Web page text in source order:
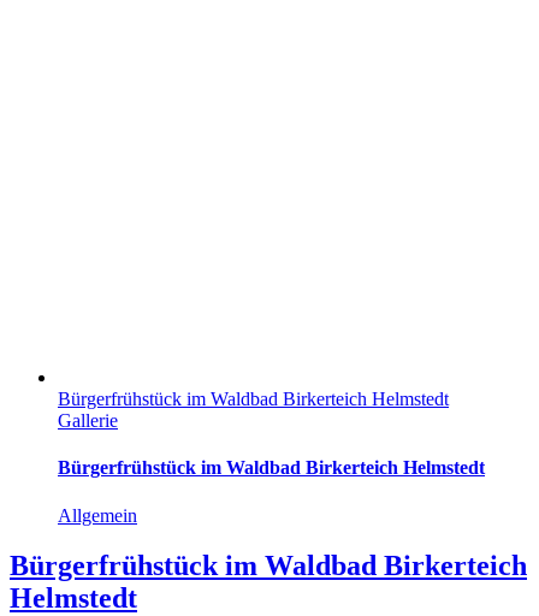
Bürgerfrühstück im Waldbad Birkerteich Helmstedt
Gallerie
Bürgerfrühstück im Waldbad Birkerteich Helmstedt
Allgemein
Bürgerfrühstück im Waldbad Birkerteich
Helmstedt